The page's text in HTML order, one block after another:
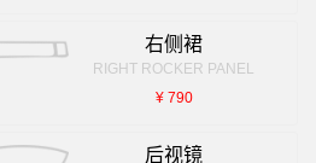
右侧裙
RIGHT ROCKER PANEL
¥ 790
后视镜